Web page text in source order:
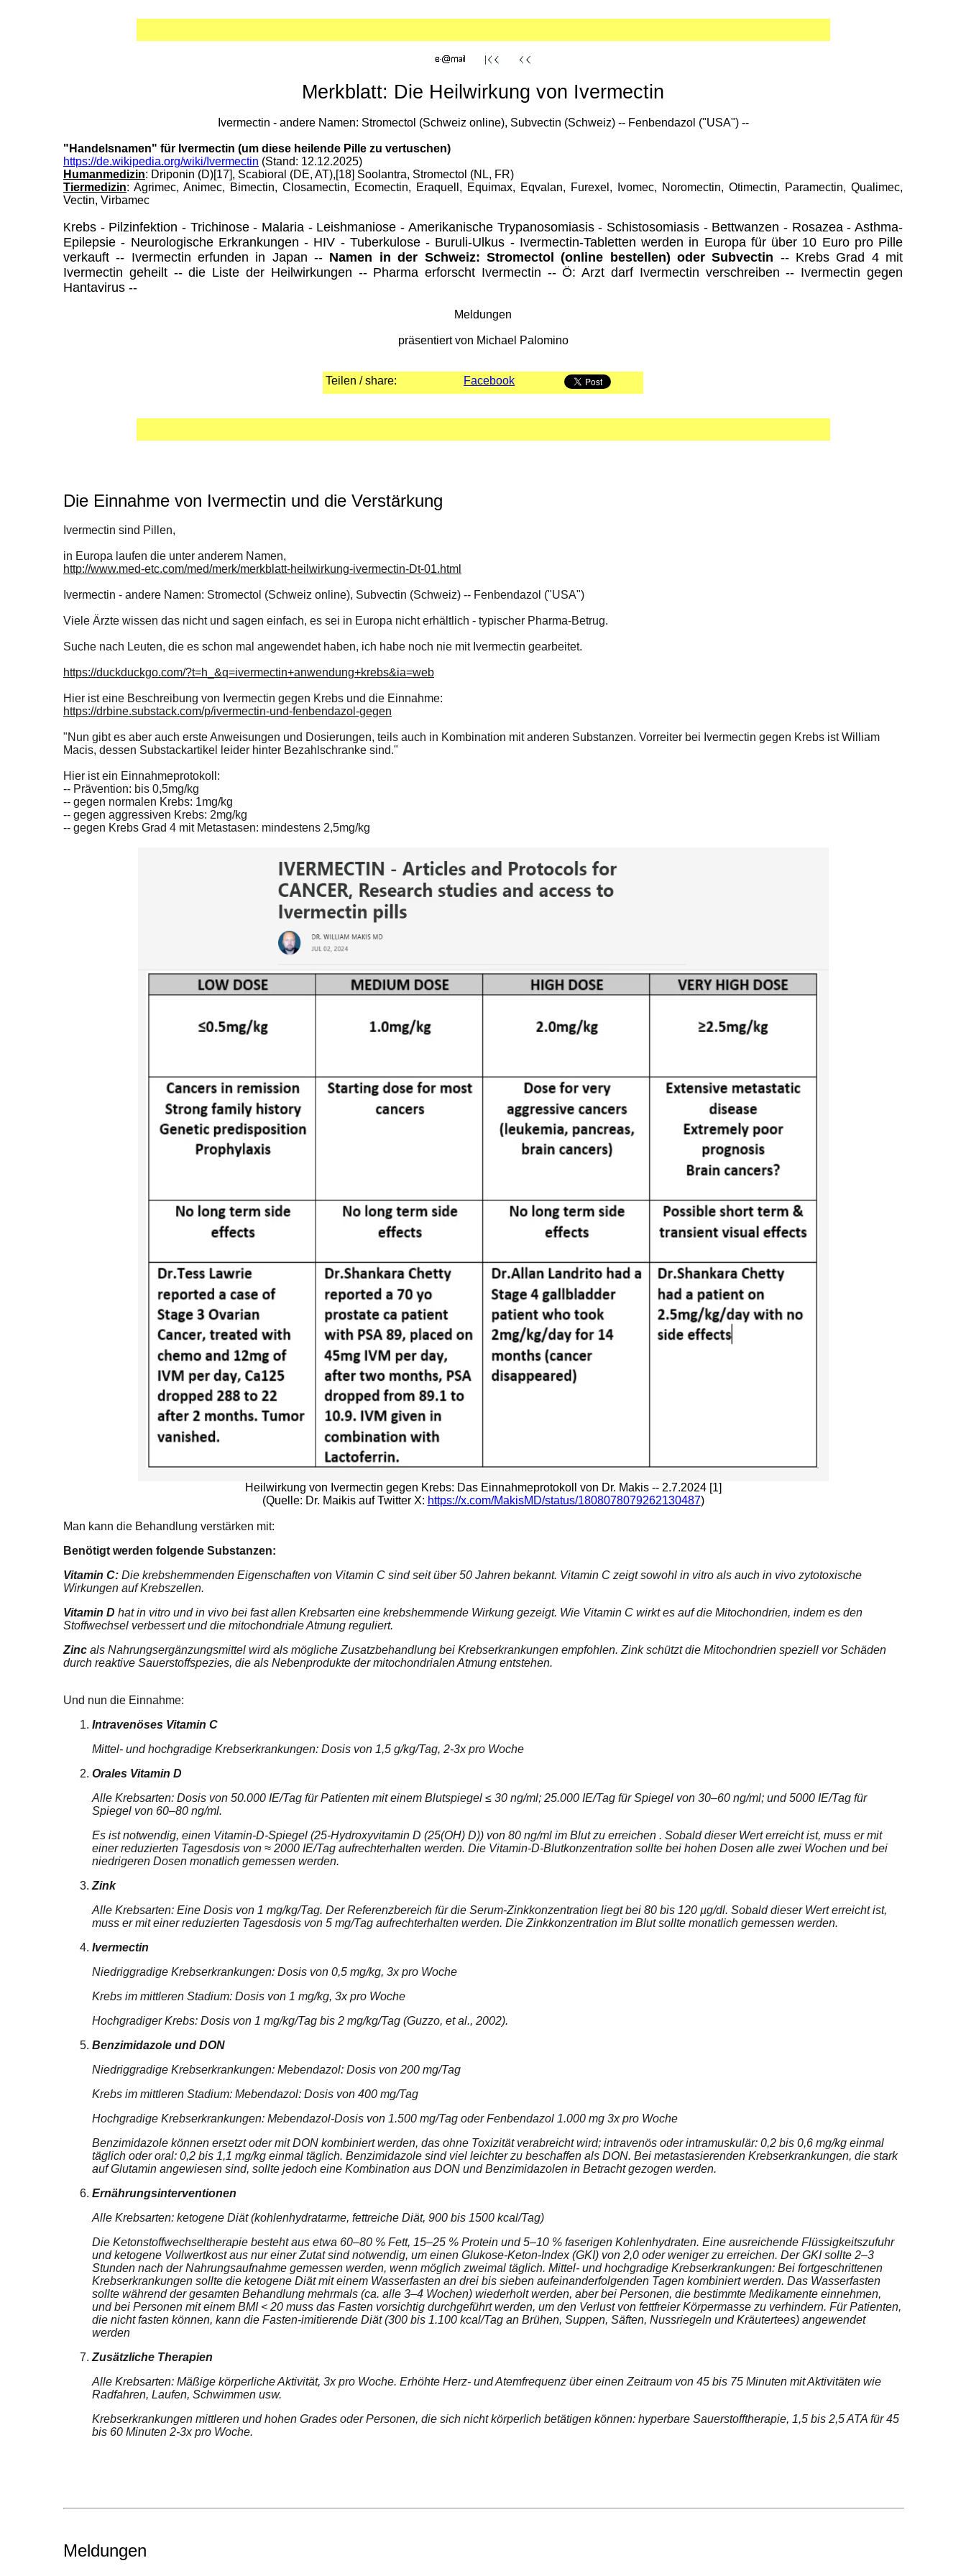
Merkblatt: Die Heilwirkung von Ivermectin
Ivermectin - andere Namen: Stromectol (Schweiz online), Subvectin (Schweiz) -- Fenbendazol ("USA") --
"Handelsnamen" für Ivermectin (um diese heilende Pille zu vertuschen)
https://de.wikipedia.org/wiki/Ivermectin (Stand: 12.12.2025)
Humanmedizin: Driponin (D)[17], Scabioral (DE, AT),[18] Soolantra, Stromectol (NL, FR)
Tiermedizin: Agrimec, Animec, Bimectin, Closamectin, Ecomectin, Eraquell, Equimax, Eqvalan, Furexel, Ivomec, Noromectin, Otimectin, Paramectin, Qualimec,
Vectin, Virbamec
Krebs - Pilzinfektion - Trichinose - Malaria - Leishmaniose - Amerikanische Trypanosomiasis - Schistosomiasis - Bettwanzen - Rosazea - Asthma-
Epilepsie - Neurologische Erkrankungen - HIV - Tuberkulose - Buruli-Ulkus - Ivermectin-Tabletten werden in Europa für über 10 Euro pro Pille
verkauft -- Ivermectin erfunden in Japan -- Namen in der Schweiz: Stromectol (online bestellen) oder Subvectin -- Krebs Grad 4 mit
Ivermectin geheilt -- die Liste der Heilwirkungen -- Pharma erforscht Ivermectin -- Ö: Arzt darf Ivermectin verschreiben -- Ivermectin gegen
Hantavirus --
Meldungen
präsentiert von Michael Palomino
Teilen / share: Facebook
Die Einnahme von Ivermectin und die Verstärkung
Ivermectin sind Pillen,
in Europa laufen die unter anderem Namen,
http://www.med-etc.com/med/merk/merkblatt-heilwirkung-ivermectin-Dt-01.html
Ivermectin - andere Namen: Stromectol (Schweiz online), Subvectin (Schweiz) -- Fenbendazol ("USA")
Viele Ärzte wissen das nicht und sagen einfach, es sei in Europa nicht erhältlich - typischer Pharma-Betrug.
Suche nach Leuten, die es schon mal angewendet haben, ich habe noch nie mit Ivermectin gearbeitet.
https://duckduckgo.com/?t=h_&q=ivermectin+anwendung+krebs&ia=web
Hier ist eine Beschreibung von Ivermectin gegen Krebs und die Einnahme:
https://drbine.substack.com/p/ivermectin-und-fenbendazol-gegen
"Nun gibt es aber auch erste Anweisungen und Dosierungen, teils auch in Kombination mit anderen Substanzen. Vorreiter bei Ivermectin gegen Krebs ist William
Macis, dessen Substackartikel leider hinter Bezahlschranke sind."
Hier ist ein Einnahmeprotokoll:
-- Prävention: bis 0,5mg/kg
-- gegen normalen Krebs: 1mg/kg
-- gegen aggressiven Krebs: 2mg/kg
-- gegen Krebs Grad 4 mit Metastasen: mindestens 2,5mg/kg
Heilwirkung von Ivermectin gegen Krebs: Das Einnahmeprotokoll von Dr. Makis -- 2.7.2024 [1]
(Quelle: Dr. Maikis auf Twitter X: https://x.com/MakisMD/status/1808078079262130487)
Man kann die Behandlung verstärken mit:
Benötigt werden folgende Substanzen:
Vitamin C: Die krebshemmenden Eigenschaften von Vitamin C sind seit über 50 Jahren bekannt. Vitamin C zeigt sowohl in vitro als auch in vivo zytotoxische
Wirkungen auf Krebszellen.
Vitamin D hat in vitro und in vivo bei fast allen Krebsarten eine krebshemmende Wirkung gezeigt. Wie Vitamin C wirkt es auf die Mitochondrien, indem es den
Stoffwechsel verbessert und die mitochondriale Atmung reguliert.
Zinc als Nahrungsergänzungsmittel wird als mögliche Zusatzbehandlung bei Krebserkrankungen empfohlen. Zink schützt die Mitochondrien speziell vor Schäden
durch reaktive Sauerstoffspezies, die als Nebenprodukte der mitochondrialen Atmung entstehen.
Und nun die Einnahme:
Intravenöses Vitamin C
Mittel- und hochgradige Krebserkrankungen: Dosis von 1,5 g/kg/Tag, 2-3x pro Woche
Orales Vitamin D
Alle Krebsarten: Dosis von 50.000 IE/Tag für Patienten mit einem Blutspiegel ≤ 30 ng/ml; 25.000 IE/Tag für Spiegel von 30–60 ng/ml; und 5000 IE/Tag für
Spiegel von 60–80 ng/ml.
Es ist notwendig, einen Vitamin-D-Spiegel (25-Hydroxyvitamin D (25(OH) D)) von 80 ng/ml im Blut zu erreichen . Sobald dieser Wert erreicht ist, muss er mit
einer reduzierten Tagesdosis von ≈ 2000 IE/Tag aufrechterhalten werden. Die Vitamin-D-Blutkonzentration sollte bei hohen Dosen alle zwei Wochen und bei
niedrigeren Dosen monatlich gemessen werden.
Zink
Alle Krebsarten: Eine Dosis von 1 mg/kg/Tag. Der Referenzbereich für die Serum-Zinkkonzentration liegt bei 80 bis 120 µg/dl. Sobald dieser Wert erreicht ist,
muss er mit einer reduzierten Tagesdosis von 5 mg/Tag aufrechterhalten werden. Die Zinkkonzentration im Blut sollte monatlich gemessen werden.
Ivermectin
Niedriggradige Krebserkrankungen: Dosis von 0,5 mg/kg, 3x pro Woche
Krebs im mittleren Stadium: Dosis von 1 mg/kg, 3x pro Woche
Hochgradiger Krebs: Dosis von 1 mg/kg/Tag bis 2 mg/kg/Tag (Guzzo, et al., 2002).
Benzimidazole und DON
Niedriggradige Krebserkrankungen: Mebendazol: Dosis von 200 mg/Tag
Krebs im mittleren Stadium: Mebendazol: Dosis von 400 mg/Tag
Hochgradige Krebserkrankungen: Mebendazol-Dosis von 1.500 mg/Tag oder Fenbendazol 1.000 mg 3x pro Woche
Benzimidazole können ersetzt oder mit DON kombiniert werden, das ohne Toxizität verabreicht wird; intravenös oder intramuskulär: 0,2 bis 0,6 mg/kg einmal
täglich oder oral: 0,2 bis 1,1 mg/kg einmal täglich. Benzimidazole sind viel leichter zu beschaffen als DON. Bei metastasierenden Krebserkrankungen, die stark
auf Glutamin angewiesen sind, sollte jedoch eine Kombination aus DON und Benzimidazolen in Betracht gezogen werden.
Ernährungsinterventionen
Alle Krebsarten: ketogene Diät (kohlenhydratarme, fettreiche Diät, 900 bis 1500 kcal/Tag)
Die Ketonstoffwechseltherapie besteht aus etwa 60–80 % Fett, 15–25 % Protein und 5–10 % faserigen Kohlenhydraten. Eine ausreichende Flüssigkeitszufuhr
und ketogene Vollwertkost aus nur einer Zutat sind notwendig, um einen Glukose-Keton-Index (GKI) von 2,0 oder weniger zu erreichen. Der GKI sollte 2–3
Stunden nach der Nahrungsaufnahme gemessen werden, wenn möglich zweimal täglich. Mittel- und hochgradige Krebserkrankungen: Bei fortgeschrittenen
Krebserkrankungen sollte die ketogene Diät mit einem Wasserfasten an drei bis sieben aufeinanderfolgenden Tagen kombiniert werden. Das Wasserfasten
sollte während der gesamten Behandlung mehrmals (ca. alle 3–4 Wochen) wiederholt werden, aber bei Personen, die bestimmte Medikamente einnehmen,
und bei Personen mit einem BMI < 20 muss das Fasten vorsichtig durchgeführt werden, um den Verlust von fettfreier Körpermasse zu verhindern. Für Patienten,
die nicht fasten können, kann die Fasten-imitierende Diät (300 bis 1.100 kcal/Tag an Brühen, Suppen, Säften, Nussriegeln und Kräutertees) angewendet
werden
Zusätzliche Therapien
Alle Krebsarten: Mäßige körperliche Aktivität, 3x pro Woche. Erhöhte Herz- und Atemfrequenz über einen Zeitraum von 45 bis 75 Minuten mit Aktivitäten wie
Radfahren, Laufen, Schwimmen usw.
Krebserkrankungen mittleren und hohen Grades oder Personen, die sich nicht körperlich betätigen können: hyperbare Sauerstofftherapie, 1,5 bis 2,5 ATA für 45
bis 60 Minuten 2-3x pro Woche.
Meldungen